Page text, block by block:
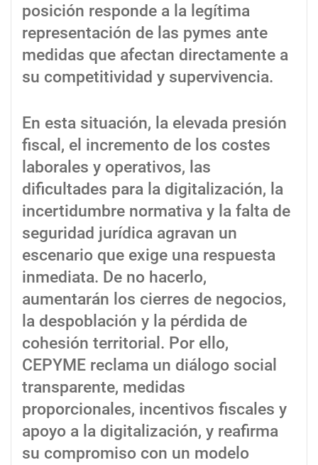
posición responde a la legítima
representación de las pymes ante
medidas que afectan directamente a
su competitividad y supervivencia.
En esta situación, la elevada presión
fiscal, el incremento de los costes
laborales y operativos, las
dificultades para la digitalización, la
incertidumbre normativa y la falta de
seguridad jurídica agravan un
escenario que exige una respuesta
inmediata. De no hacerlo,
aumentarán los cierres de negocios,
la despoblación y la pérdida de
cohesión territorial. Por ello,
CEPYME reclama un diálogo social
transparente, medidas
proporcionales, incentivos fiscales y
apoyo a la digitalización, y reafirma
su compromiso con un modelo